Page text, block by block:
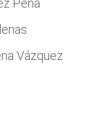
Pena
Vázquez